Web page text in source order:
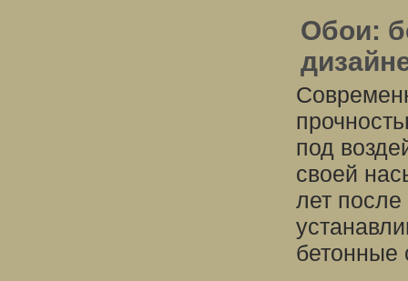
Обои:
под
своей
лет после
бетонные